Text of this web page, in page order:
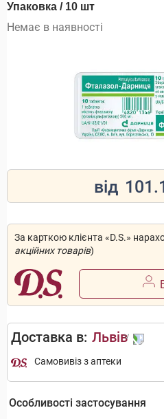
Упаковка / 10 шт
Немає в наявності
від
За карткою клієнта «D.S.»
акційних товарів)
Доставка в: Львів
Самовивіз з аптеки
Особливості застосування